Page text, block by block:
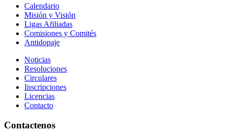
Calendario
Misión y Visión
Ligas Afiliadas
Comisiones y Comités
Antidopaje
Noticias
Resoluciones
Circulares
Inscripciones
Licencias
Contacto
Contactenos